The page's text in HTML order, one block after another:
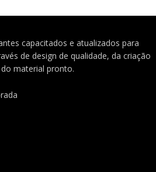
capacitados e atualizados para
de design de qualidade, da criação
material pronto.